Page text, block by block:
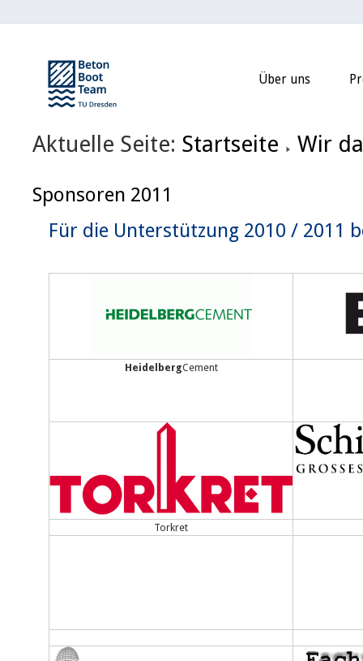
Über uns
Aktuelle Seite: Startseite Wir
Sponsoren 2011
Für die Unterstützung 2010 / 2011
HeidelbergCement
Torkret